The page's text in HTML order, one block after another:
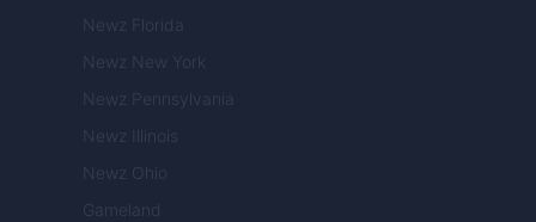
Newz Florida
Newz New York
Newz Pennsylvania
Newz Illinois
Newz Ohio
Gameland